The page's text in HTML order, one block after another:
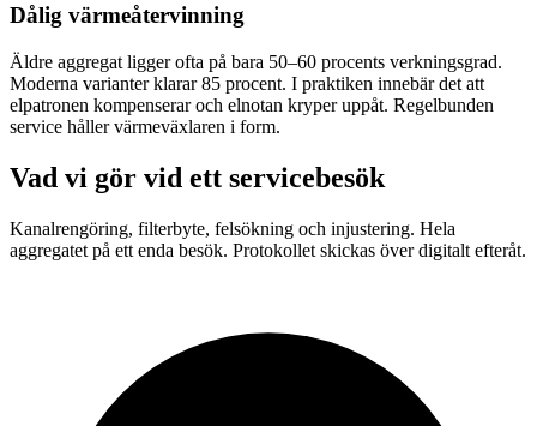
Dålig värmeåtervinning
Äldre aggregat ligger ofta på bara 50–60 procents verkningsgrad.
Moderna varianter klarar 85 procent. I praktiken innebär det att
elpatronen kompenserar och elnotan kryper uppåt. Regelbunden
service håller värmeväxlaren i form.
Vad vi gör vid ett servicebesök
Kanalrengöring, filterbyte, felsökning och injustering. Hela
aggregatet på ett enda besök. Protokollet skickas över digitalt efteråt.